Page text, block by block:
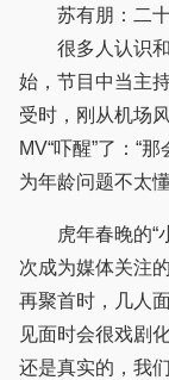
苏有朋：二十
很多人认识和
始，节目中当主
受时，刚从机场
MV“吓醒”了：“
为年龄问题不太
虎年春晚的“小
次成为媒体关注
再聚首时，几人
见面时会很戏剧
还是真实的，我